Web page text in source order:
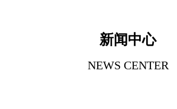
新闻中心
NEWS CENTER